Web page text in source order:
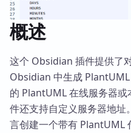
概述
这个 Obsidian 插件提供了
Obsidian 中生成
的 PlantUML 在线服务器或
件还支持自定义服务器地址
言创建一个带有 PlantUML